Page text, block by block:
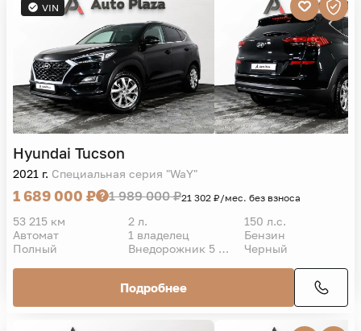
VIN
Hyundai Tucson
2021 г. Специальная серия "WaY"
1 689 000 ₽ 1 989 000 ₽21 302 ₽/мес. без взноса
53 215 км 2 л.
150 л.с.
Автомат
1 владелец
Бензин
Полный
Внедорожник 5 дв. Черный
Подробнее